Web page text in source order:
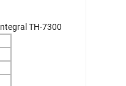
TH-7300